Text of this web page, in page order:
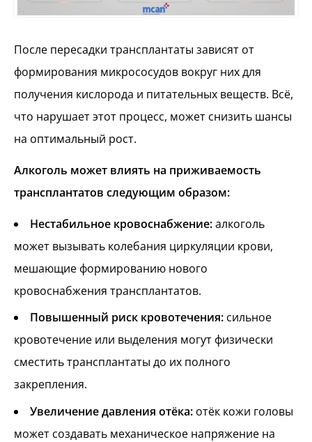
После пересадки трансплантаты зависят от
формирования микрососудов вокруг них для
получения кислорода и питательных веществ. Всё,
что нарушает этот процесс, может снизить шансы
на оптимальный рост.
Алкоголь может влиять на приживаемость
трансплантатов следующим образом:
Нестабильное кровоснабжение:алкоголь
может вызывать колебания циркуляции крови,
мешающие формированию нового
кровоснабжения трансплантатов.
Повышенный риск кровотечения: сильное
кровотечение или выделения могут физически
сместить трансплантаты до их полного
закрепления.
Увеличение давления отёка: отёк кожи головы
может создавать механическое напряжение на